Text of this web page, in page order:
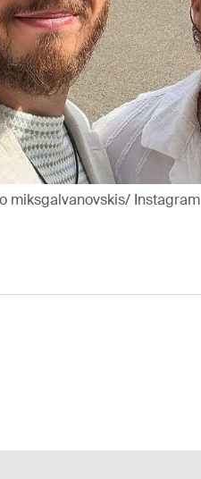
miksgalvanovskis/ Instagram